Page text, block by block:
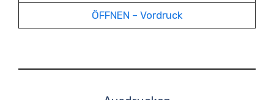
ÖFFNEN – Vordruck